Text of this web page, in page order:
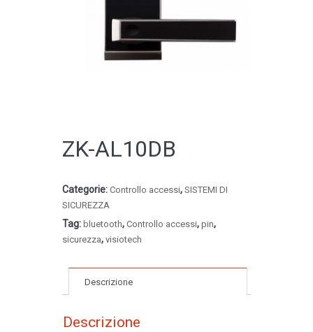
ZK-AL10DB
Categorie: Controllo accessi, SISTEMI DI
SICUREZZA
Tag: bluetooth, Controllo accessi, pin,
sicurezza, visiotech
Descrizione
Descrizione